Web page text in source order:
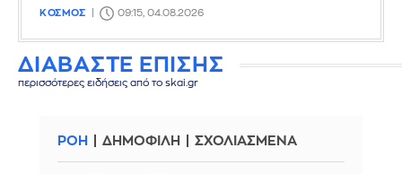
ΚΟΣΜΟΣ 09:15, 04.08.2026
ΔΙΑΒΑΣΤΕ ΕΠΙΣΗΣ
περισσότερες ειδήσεις από το skai.gr
ΡΟΗ ΔΗΜΟΦΙΛΗ ΣΧΟΛΙΑΣΜΕΝΑ